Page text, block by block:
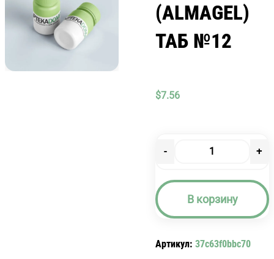
(ALMAGEL)
ТАБ №12
$7.56
-
АЛМАГЕЛЬ
(ALMAGEL)
ТАБ
+
В корзину
Артикул: 37c63f0bbc70